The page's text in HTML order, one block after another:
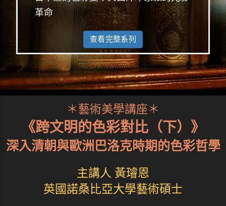
革命
查看完整系列
＊藝術美學講座＊
《跨文明的色彩對比（下）》
深入清朝與歐洲巴洛克時期的色彩哲學
主講人 黃璿恩
英國諾桑比亞大學藝術碩士